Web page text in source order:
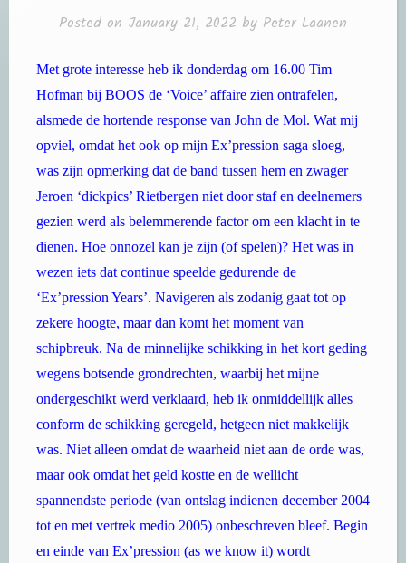
Posted on January 21, 2022 by Peter Laanen
Met grote interesse heb ik donderdag om 16.00 Tim
Hofman bij BOOS de ‘Voice’ affaire zien ontrafelen,
alsmede de hortende response van John de Mol. Wat mij
opviel, omdat het ook op mijn Ex’pression saga sloeg,
was zijn opmerking dat de band tussen hem en zwager
Jeroen ‘dickpics’ Rietbergen niet door staf en deelnemers
gezien werd als belemmerende factor om een klacht in te
dienen. Hoe onnozel kan je zijn (of spelen)? Het was in
wezen iets dat continue speelde gedurende de
‘Ex’pression Years’. Navigeren als zodanig gaat tot op
zekere hoogte, maar dan komt het moment van
schipbreuk. Na de minnelijke schikking in het kort geding
wegens botsende grondrechten, waarbij het mijne
ondergeschikt werd verklaard, heb ik onmiddellijk alles
conform de schikking geregeld, hetgeen niet makkelijk
was. Niet alleen omdat de waarheid niet aan de orde was,
maar ook omdat het geld kostte en de wellicht
spannendste periode (van ontslag indienen december 2004
tot en met vertrek medio 2005) onbeschreven bleef. Begin
en einde van Ex’pression (as we know it) wordt